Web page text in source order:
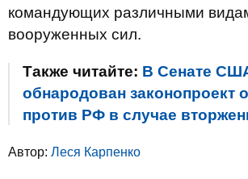
командующих различными
вооруженных сил.
Также читайте: В Сенате
обнародован законопроект
против РФ в случае
Автор: Леся Карпенко